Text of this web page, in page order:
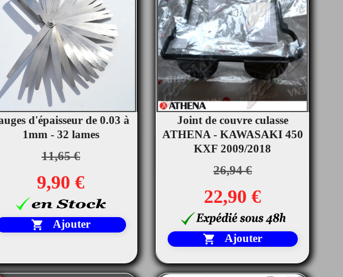
d'épaisseur de 0.03 à
1mm - 32 lames
11,65 €
9,90 €
 Ajouter
Aperçu rapide
Joint de couvre culasse
ATHENA - KAWASAKI 450
KXF 2009/2018
26,94 €
22,90 €
 Ajouter
Aperçu rapide